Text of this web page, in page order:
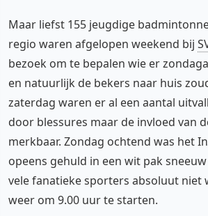
Maar liefst 155 jeugdige
regio waren afgelopen weekend bij
bezoek om te bepalen wie er
en natuurlijk de bekers naar huis
zaterdag waren er al een aantal
door blessures maar de invloed van
merkbaar. Zondag ochtend was het
opeens gehuld in een wit pak
vele fanatieke sporters absoluut niet
weer om 9.00 uur te starten.